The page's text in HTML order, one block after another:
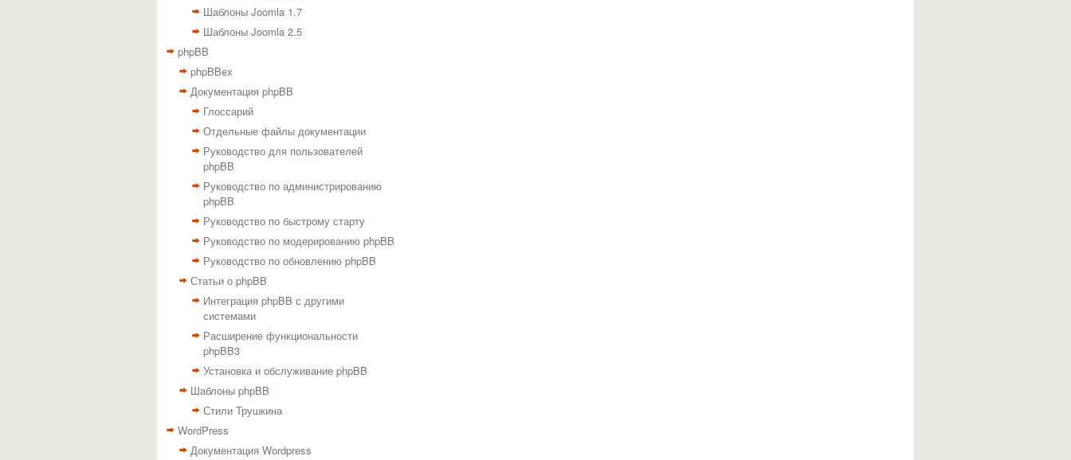
Шаблоны Joomla 1.7
Шаблоны Joomla 2.5
phpBB
phpBBex
Документация phpBB
Глоссарий
Отдельные файлы документации
Руководство для пользователей
phpBB
Руководство по администрированию
phpBB
Руководство по быстрому старту
Руководство по модерированию phpBB
Руководство по обновлению phpBB
Статьи о phpBB
Интеграция phpBB с другими
системами
Расширение функциональности
phpBB3
Установка и обслуживание phpBB
Шаблоны phpBB
Стили Трушкина
WordPress
Документация Wordpress